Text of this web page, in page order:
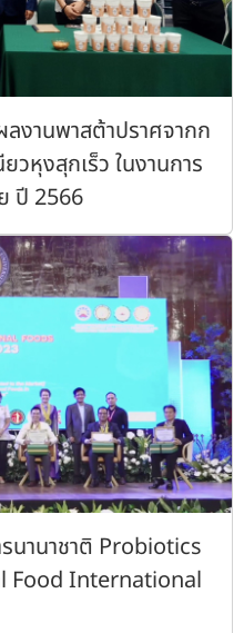
ลงานพาสต้าปราศจากก
วหุงสุกเร็ว ในงานการ
ปี 2566
นานาชาติ Probiotics
Food International